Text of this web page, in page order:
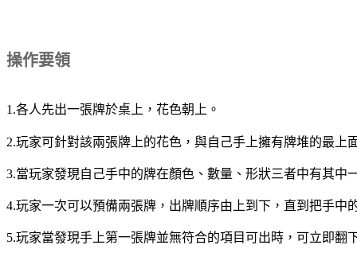
操作要領
1.各人先出一張牌於桌上，花色朝上。
2.玩家可針對該兩張牌上的花色，與自己手上擁有牌堆的最
3.當玩家發現自己手中的牌在顏色、數量、形狀三者中有其中
4.玩家一次可以預備兩張牌，出牌順序由上到下，直到把手中
5.玩家當發現手上第一張牌並無符合的項目可出時，可立即翻